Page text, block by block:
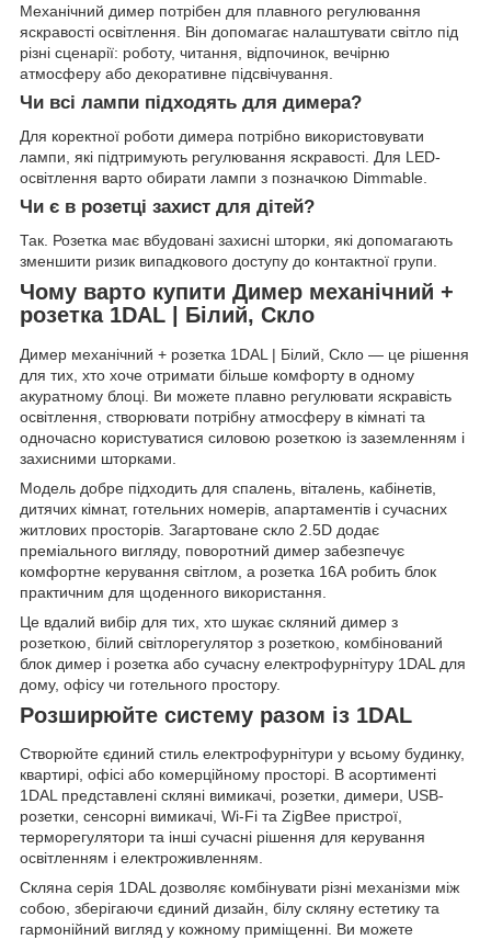
Механічний димер потрібен для плавного регулювання
яскравості освітлення. Він допомагає налаштувати світло під
різні сценарії: роботу, читання, відпочинок, вечірню
атмосферу або декоративне підсвічування.
Чи всі лампи підходять для димера?
Для коректної роботи димера потрібно використовувати
лампи, які підтримують регулювання яскравості. Для LED-
освітлення варто обирати лампи з позначкою Dimmable.
Чи є в розетці захист для дітей?
Так. Розетка має вбудовані захисні шторки, які допомагають
зменшити ризик випадкового доступу до контактної групи.
Чому варто купити Димер механічний +
розетка 1DAL | Білий, Скло
Димер механічний + розетка 1DAL | Білий, Скло — це рішення
для тих, хто хоче отримати більше комфорту в одному
акуратному блоці. Ви можете плавно регулювати яскравість
освітлення, створювати потрібну атмосферу в кімнаті та
одночасно користуватися силовою розеткою із заземленням і
захисними шторками.
Модель добре підходить для спалень, віталень, кабінетів,
дитячих кімнат, готельних номерів, апартаментів і сучасних
житлових просторів. Загартоване скло 2.5D додає
преміального вигляду, поворотний димер забезпечує
комфортне керування світлом, а розетка 16А робить блок
практичним для щоденного використання.
Це вдалий вибір для тих, хто шукає скляний димер з
розеткою, білий світлорегулятор з розеткою, комбінований
блок димер і розетка або сучасну електрофурнітуру 1DAL для
дому, офісу чи готельного простору.
Розширюйте систему разом із 1DAL
Створюйте єдиний стиль електрофурнітури у всьому будинку,
квартирі, офісі або комерційному просторі. В асортименті
1DAL представлені скляні вимикачі, розетки, димери, USB-
розетки, сенсорні вимикачі, Wi-Fi та ZigBee пристрої,
терморегулятори та інші сучасні рішення для керування
освітленням і електроживленням.
Скляна серія 1DAL дозволяє комбінувати різні механізми між
собою, зберігаючи єдиний дизайн, білу скляну естетику та
гармонійний вигляд у кожному приміщенні. Ви можете